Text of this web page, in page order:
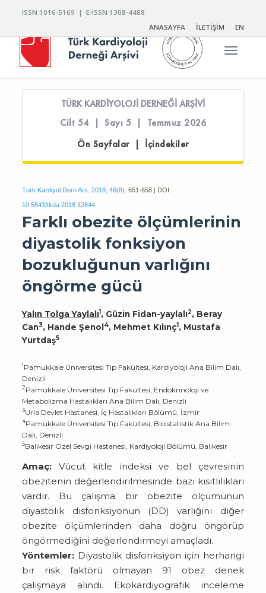
ISSN 1016-5169 | E-ISSN 1308-4488
ANASAYFA
İLETİŞİM EN
Toggle
TÜRK KARDİYOLOJİ DERNEĞİ ARŞİVİ
Cilt 54 | Sayı 5 | Temmuz 2026
Ön Sayfalar | İçindekiler
Turk Kardiyol Dern Ars. 2018; 46(8): 651-658 | DOI:
10.5543/tkda.2018.12844
Farklı obezite ölçümlerinin
diyastolik fonksiyon
bozukluğunun varlığını
öngörme gücü
Yalın Tolga Yaylalı1, Güzin Fidan-yaylalı2, Beray
Can3, Hande Şenol 4, Mehmet Kılınç1, Mustafa
Yurtdaş5
1Pamukkale Üniversitesi Tıp Fakültesi, Kardiyoloji Ana Bilim Dalı,
Denizli
2Pamukkale Üniversitesi Tıp Fakültesi, Endokrinoloji ve
Metabolizma Hastalıkları Ana Bilim Dalı, Denizli
3Urla Devlet Hastanesi, İç Hastalıkları Bölümü, İzmir
4Pamukkale Üniversitesi Tıp Fakültesi, Bioistatistik Ana Bilim
Dalı, Denizli
5Balıkesir Özel Sevgi Hastanesi, Kardiyoloji Bölümü, Balıkesir
Amaç: Vücut kitle indeksi ve bel çevresinin
obezitenin değerlendirilmesinde bazı kısıtlılıkları
vardır. Bu çalışma bir obezite ölçümünün
diyastolik disfonksiyonun (DD) varlığını diğer
obezite ölçümlerinden daha doğru öngörüp
öngörmediğini değerlendirmeyi amaçladı.
Yöntemler: Diyastolik disfonksiyon için herhangi
bir risk faktörü olmayan 91 obez denek
çalışmaya alındı. Ekokardiyografik inceleme